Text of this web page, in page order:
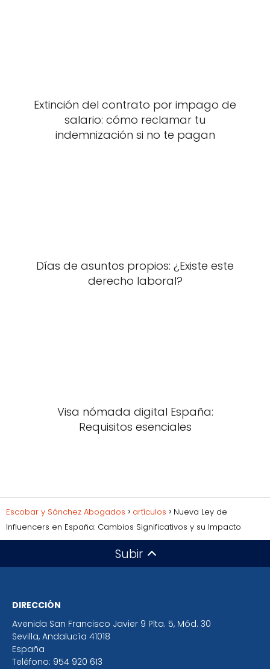
Extinción del contrato por impago de
salario: cómo reclamar tu
indemnización si no te pagan
Días de asuntos propios: ¿Existe este
derecho laboral?
Visa nómada digital España:
Requisitos esenciales
Escobar y Sánchez Abogados artículos
Nueva Ley de
Influencers en España: Cambios Significativos y su Impacto
Subir
DIRECCIÓN
Avenida San Francisco Javier 9 Plta. 5, Mód. 30
Sevilla, Andalucía 41018
España
Teléfono: 954 920 613